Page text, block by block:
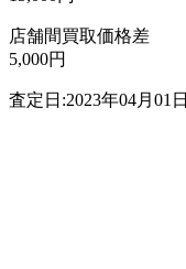
店舗間買取価格差
5,000円
査定日:2023年04月01日